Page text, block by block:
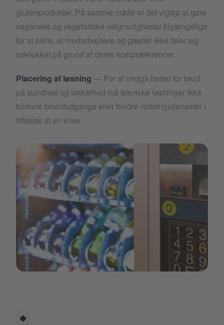
glutenprodukter. På samme måde er det vigtigt at gøre
veganske og vegetariske valgmuligheder tilgængelige
for at sikre, at medarbejdere og gæster ikke føler sig
udelukket på grund af deres kostpræferencer.
Placering af løsning — For at undgå bøder for brud
på sundhed og sikkerhed må tekniske løsninger ikke
blokere brandudgange eller hindre redningstjenester i
tilfælde af en krise.